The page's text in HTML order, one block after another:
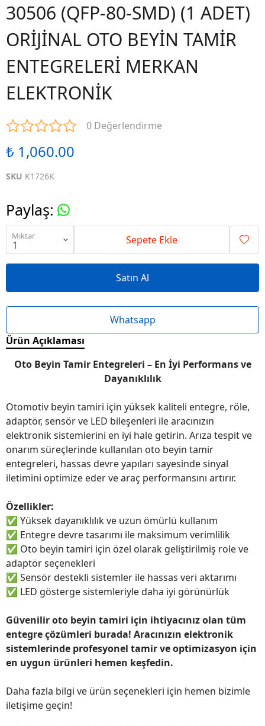
30506 (QFP-80-SMD) (1 ADET)
ORİJİNAL OTO BEYİN TAMİR
ENTEGRELERİ MERKAN
ELEKTRONİK
0 Değerlendirme
₺ 1,060.00
SKU K1726K
Paylaş:
Miktar Sepete Ekle
Satın Al
Whatsapp
Ürün Açıklaması
Oto Beyin Tamir Entegreleri – En İyi Performans ve
Dayanıklılık
Otomotiv beyin tamiri için yüksek kaliteli entegre, röle,
adaptör, sensör ve LED bileşenleri ile aracınızın
elektronik sistemlerini en iyi hale getirin. Arıza tespit ve
onarım süreçlerinde kullanılan oto beyin tamir
entegreleri, hassas devre yapıları sayesinde sinyal
iletimini optimize eder ve araç performansını artırır.
Özellikler:
✅ Yüksek dayanıklılık ve uzun ömürlü kullanım
✅ Entegre devre tasarımı ile maksimum verimlilik
✅ Oto beyin tamiri için özel olarak geliştirilmiş role ve
adaptör seçenekleri
✅ Sensör destekli sistemler ile hassas veri aktarımı
✅ LED gösterge sistemleriyle daha iyi görünürlük
Güvenilir oto beyin tamiri için ihtiyacınız olan tüm
entegre çözümleri burada! Aracınızın elektronik
sistemlerinde profesyonel tamir ve optimizasyon için
en uygun ürünleri hemen keşfedin.
Daha fazla bilgi ve ürün seçenekleri için hemen bizimle
iletişime geçin!